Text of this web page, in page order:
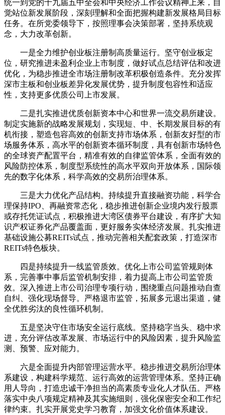
统一到党的十九届五中全会和中央经济工作会议精神上来，自
觉站位新发展阶段，深刻理解和全面把握构建新发展格局目标
任务。在所党委领导下，按照理事会决策部署，坚持系统观
念，大力改革创新。
一是全力维护创业板注册制高质量运行。坚守创业板定
位，研究推进未盈利企业上市制度，做好试点总结评估和改进
优化，为稳步推进全市场注册制改革积极创造条件。充分发挥
深市主板和创业板差异化发展优势，提升制度包容性和适应
性，支持更多优质公司上市发展。
二是扎实推进优质创新资本中心和世界一流交易所建设。
制定实施新的战略发展规划，实现短、中、长期发展目标的有
机衔接，塑造包容高效的创新支持市场体系，创新友好型的市
场服务体系，高水平的创新资本循环制度，具有创新市场特色
的全球资产配置平台，精准有效的自律监管体系，全面有效的
风险防控体系，制度型系统性的高水平双向开放体系，国际领
先的数字化体系，科学高效的交易所治理体系。
三是大力优化产品结构。持续提升直接融资功能，科学合
理保持IPO、再融资常态化，稳步推进创新企业境内发行股票
或存托凭证试点，积极推进大湾区债券平台建设，有序扩大知
识产权证券化产品覆盖面，更好服务实体经济发展。扎实推进
基础设施公募REITs试点，推动完善相关配套政策，打造深市
REITs特色板块。
四是持续提升一线监管质效。优化上市公司监管规则体
系，完善事中事后监管机制安排，着力提高上市公司监管质
效。深入推进上市公司治理专项行动，围绕重点问题推动自查
自纠、强化现场督导。严格退市监管，拓展多元退出渠道，健
全优胜劣汰的良性循环机制。
五是坚决守住市场安全运行底线。坚持稳字当头、稳中求
进，充分评估改革发展、市场运行中的风险因素，提升风险监
测、预警、应对能力。
六是全面提升内部管理运营水平。稳步推进交易所治理体
系建设，构建科学规范、运行高效的运营管理体系。坚持正确
用人导向，打造忠诚干净担当的高素质专业化人才队伍。严格
落实中央八项规定精神及其实施细则，强化保密安全和工作纪
律约束。扎实开展党史学习教育，加强文化价值体系建设。